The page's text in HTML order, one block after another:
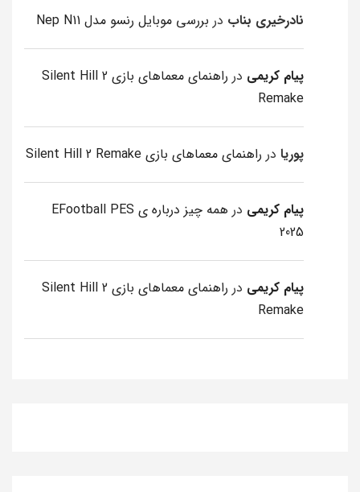
نادرخیری بناب در بررسی موبایل رنسو مدل Nep N11
پیام کریمی در
راهنمای معماهای بازی Silent Hill 2
Remake
پوریا در راهنمای معماهای بازی Silent Hill 2 Remake
پیام کریمی در
همه چیز درباره ی EFootball PES
2025
پیام کریمی در
راهنمای معماهای بازی Silent Hill 2
Remake